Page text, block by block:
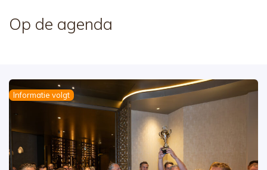
Op de agenda
Informatie volgt